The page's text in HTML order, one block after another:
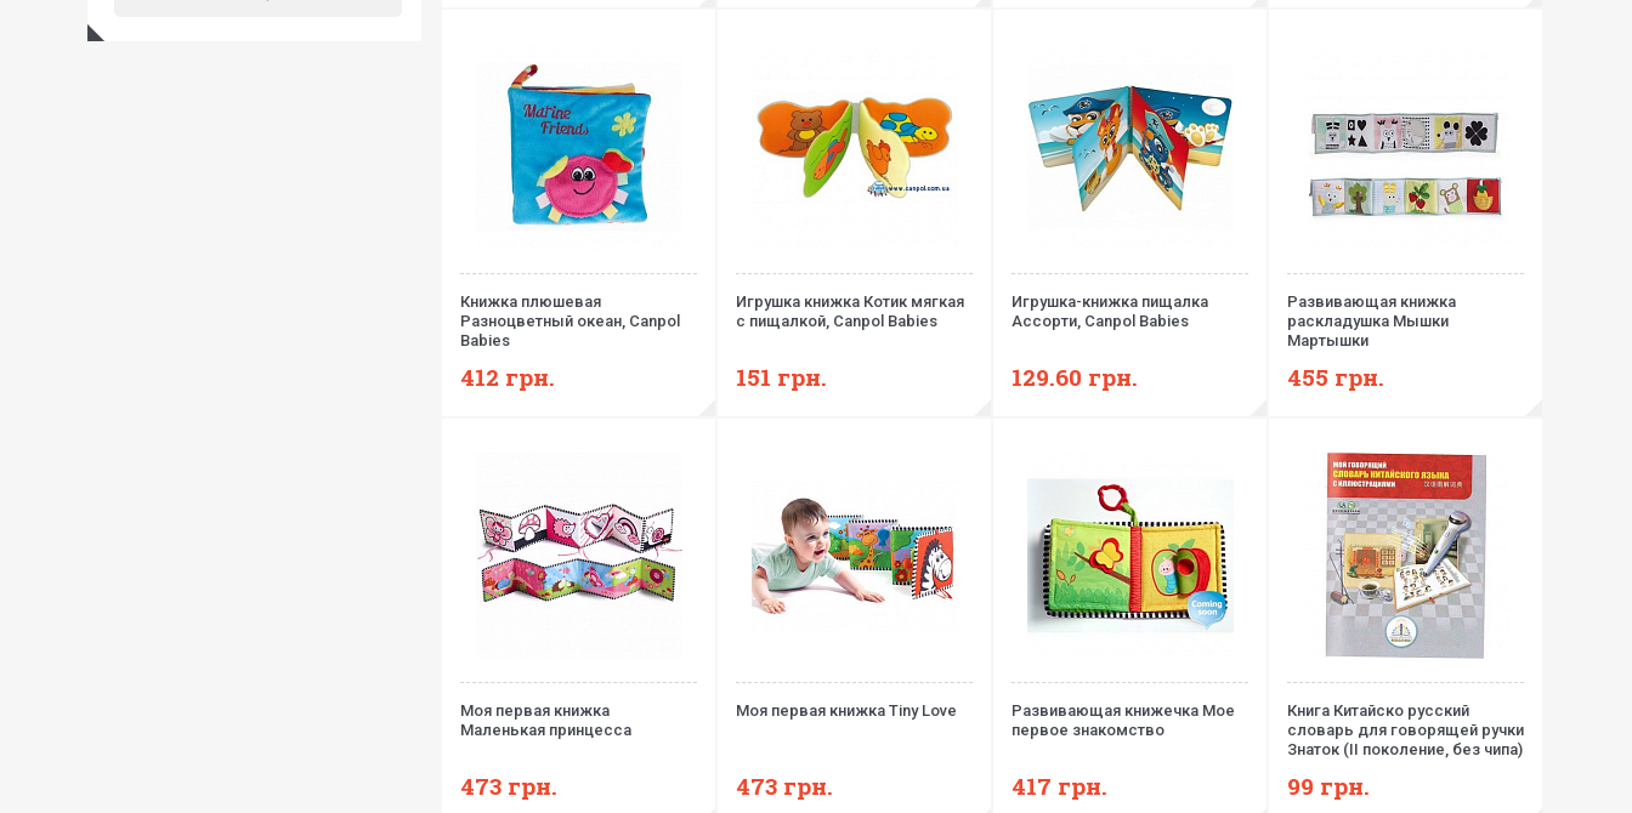
Книжка плюшевая
Разноцветный океан, Canpol
Babies
412 грн.
Игрушка книжка Котик мягкая
с пищалкой, Canpol Babies
151 грн.
Игрушка-книжка пищалка
Ассорти, Canpol Babies
129.60 грн.
Развивающая книжка
раскладушка Мышки
Мартышки
455 грн.
Моя первая книжка
Маленькая принцесса
473 грн.
Моя первая книжка Tiny Love
473 грн.
Развивающая книжечка Мое
первое знакомство
417 грн.
Книга Китайско русский
словарь для говорящей ручки
Знаток (ІІ поколение, без чипа)
99 грн.